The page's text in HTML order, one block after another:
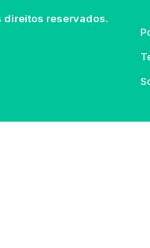
direitos reservados.